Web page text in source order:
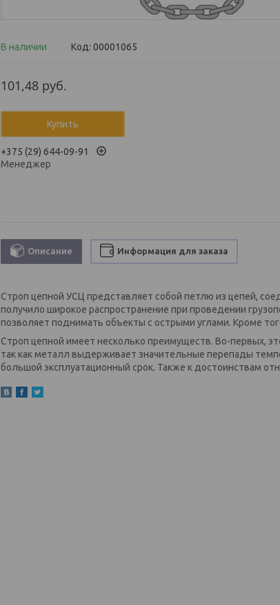
В наличии Код: 00001065
101,48 руб.
Купить
+375 (29) 644-09-91
Менеджер
Описание Информация для заказа
Строп цепной УСЦ представляет собой петлю из цепей,
получило широкое распространение при проведении
позволяет поднимать объекты с острыми углами. Кроме
Строп цепной имеет несколько преимуществ. Во-первых,
так как металл выдерживает значительные перепады
большой эксплуатационный срок. Также к достоинствам